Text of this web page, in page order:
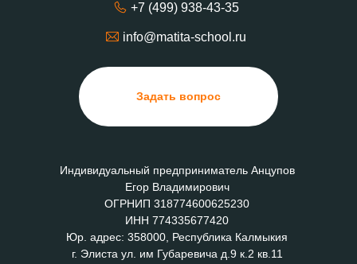
Задать вопрос
+7 (499) 938-43-35
info@matita-school.ru
Индивидуальный предприниматель Анцупов
Егор Владимирович
ОГРНИП 318774600625230
ИНН 774335677420
Юр. адрес: 358000, Республика Калмыкия
г. Элиста ул. им Губаревича д.9 к.2 кв.11